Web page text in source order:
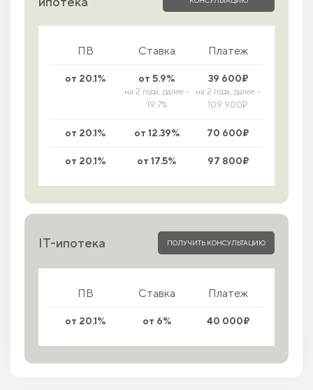
ПВ Ставка Платеж
от 20.1% от 5.9%
на 2 года, далее -
19.7%
39 600₽
на 2 года, далее -
109 900₽
от 20.1% от 12.39% 70 600₽
от 20.1% от 17.5% 97 800₽
IT-ипотека ПОЛУЧИТЬ КОНСУЛЬТАЦИЮ
ПВ Ставка Платеж
от 20.1% от 6% 40 000₽